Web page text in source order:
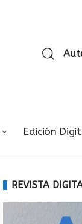
Edición
REVISTA